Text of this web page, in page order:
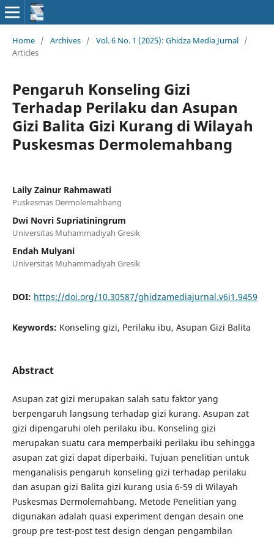
Home / Archives / Vol. 6 No. 1 (2025): Ghidza Media Jurnal /
Articles
Pengaruh Konseling Gizi
Terhadap Perilaku dan Asupan
Gizi Balita Gizi Kurang di Wilayah
Puskesmas Dermolemahbang
Laily Zainur Rahmawati
Puskesmas Dermolemahbang
Dwi Novri Supriatiningrum
Universitas Muhammadiyah Gresik
Endah Mulyani
Universitas Muhammadiyah Gresik
DOI: https://doi.org/10.30587/ghidzamediajurnal.v6i1.9459
Keywords: Konseling gizi, Perilaku ibu, Asupan Gizi Balita
Abstract
Asupan zat gizi merupakan salah satu faktor yang
berpengaruh langsung terhadap gizi kurang. Asupan zat
gizi dipengaruhi oleh perilaku ibu. Konseling gizi
merupakan suatu cara memperbaiki perilaku ibu sehingga
asupan zat gizi dapat diperbaiki. Tujuan penelitian untuk
menganalisis pengaruh konseling gizi terhadap perilaku
dan asupan gizi Balita gizi kurang usia 6-59 di Wilayah
Puskesmas Dermolemahbang. Metode Penelitian yang
digunakan adalah quasi experiment dengan desain one
group pre test-post test design dengan pengambilan